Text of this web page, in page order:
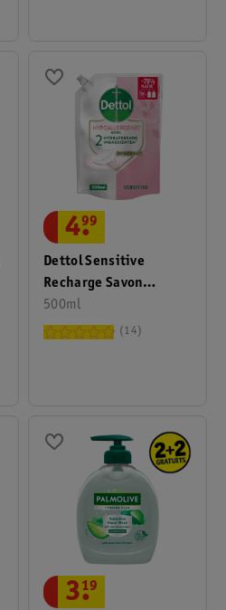
Dettol Sensitive
Recharge Savon
Antibactérien
500ml
4.
99
14
3.
19